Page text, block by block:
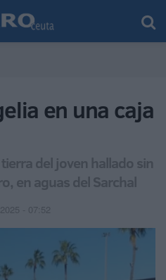
en una caja
del joven hallado sin
en aguas del Sarchal
- 07:52